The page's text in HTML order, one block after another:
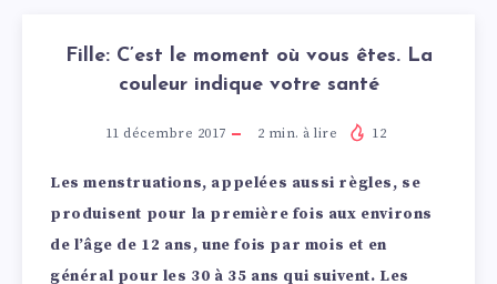
Fille: C’est le moment où vous êtes. La
couleur indique votre santé
11 décembre 2017 2 min. à lire 12
Les menstruations, appelées aussi règles, se
produisent pour la première fois aux environs
de l’âge de 12 ans, une fois par mois et en
général pour les 30 à 35 ans qui suivent. Les